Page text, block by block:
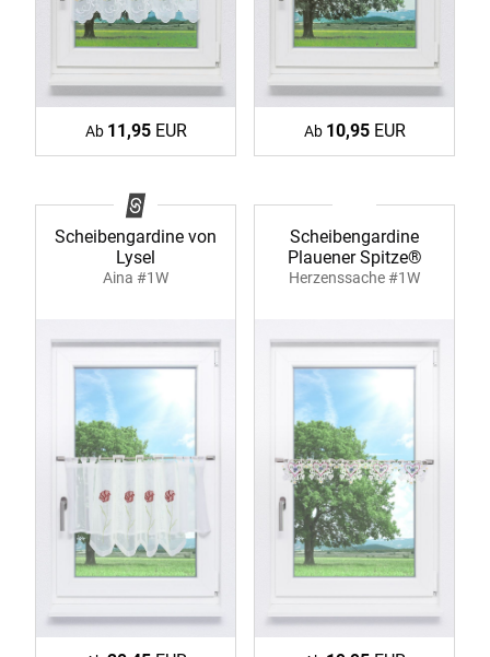
Ab 11,95EUR Ab 10,95EUR
Scheibengardine von
Lysel
Aina #1W
Scheibengardine
Plauener Spitze®
Herzenssache #1W